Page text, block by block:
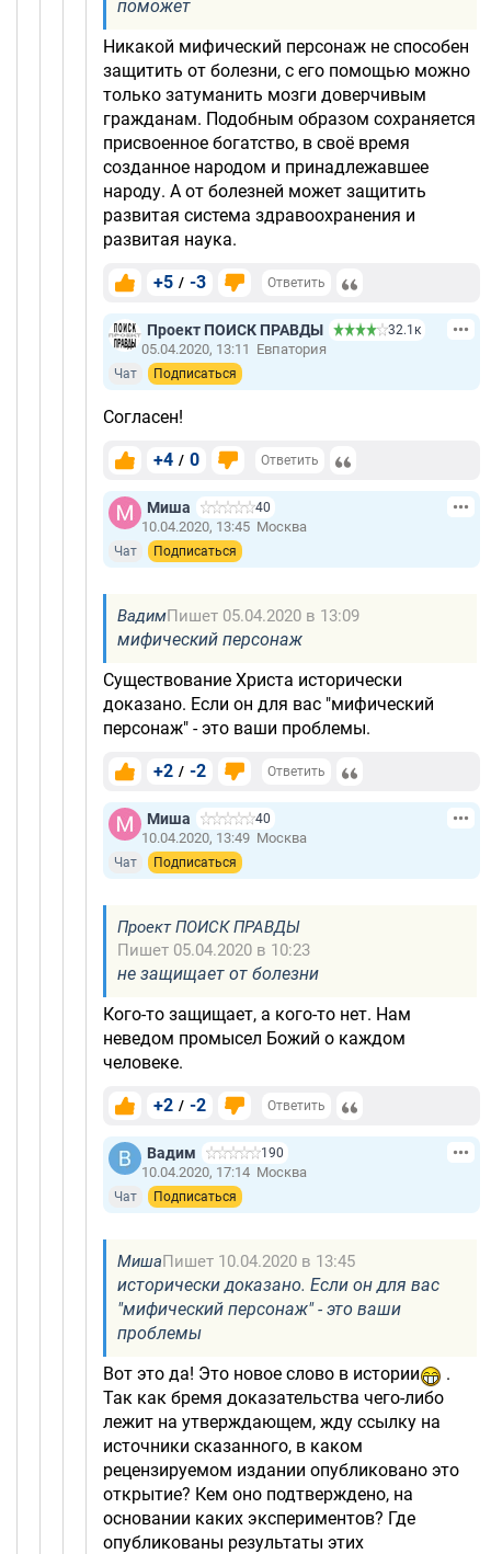
поможет
Никакой мифический персонаж не способен
защитить от болезни, с его помощью можно
только затуманить мозги доверчивым
гражданам. Подобным образом сохраняется
присвоенное богатство, в своё время
созданное народом и принадлежавшее
народу. А от болезней может защитить
развитая система здравоохранения и
развитая наука.
+5 / -3 Ответить
Проект ПОИСК ПРАВДЫ 32.1к
05.04.2020, 13:11 Евпатория
Чат Подписаться
Согласен!
+4 / 0 Ответить
Миша 40
10.04.2020, 13:45 Москва
Чат Подписаться
ВадимПишет 05.04.2020 в 13:09
мифический персонаж
Существование Христа исторически
доказано. Если он для вас "мифический
персонаж" - это ваши проблемы.
+2 / -2 Ответить
Миша 40
10.04.2020, 13:49 Москва
Чат Подписаться
Проект ПОИСК ПРАВДЫ
Пишет 05.04.2020 в 10:23
не защищает от болезни
Кого-то защищает, а кого-то нет. Нам
неведом промысел Божий о каждом
человеке.
+2 / -2 Ответить
Вадим 190
10.04.2020, 17:14 Москва
Чат Подписаться
МишаПишет 10.04.2020 в 13:45
исторически доказано. Если он для вас
"мифический персонаж" - это ваши
проблемы
Вот это да! Это новое слово в истории
.
Так как бремя доказательства чего-либо
лежит на утверждающем, жду ссылку на
источники сказанного, в каком
рецензируемом издании опубликовано это
открытие? Кем оно подтверждено, на
основании каких экспериментов? Где
опубликованы результаты этих